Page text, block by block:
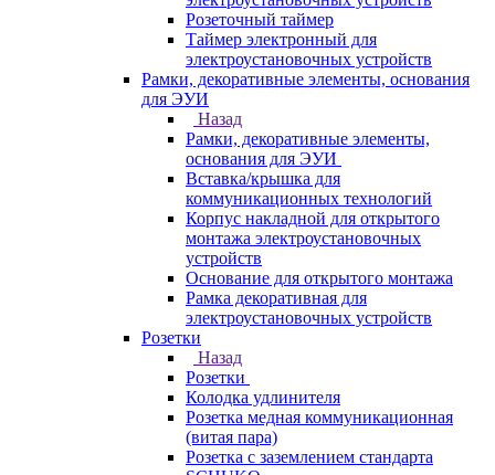
Розеточный таймер
Таймер электронный для
электроустановочных устройств
Рамки, декоративные элементы, основания
для ЭУИ
Назад
Рамки, декоративные элементы,
основания для ЭУИ
Вставка/крышка для
коммуникационных технологий
Корпус накладной для открытого
монтажа электроустановочных
устройств
Основание для открытого монтажа
Рамка декоративная для
электроустановочных устройств
Розетки
Назад
Розетки
Колодка удлинителя
Розетка медная коммуникационная
(витая пара)
Розетка с заземлением стандарта